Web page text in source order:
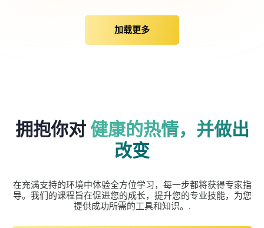
加载更多
拥抱你对 健康的热情，并做出
改变
在充满支持的环境中体验全方位学习，每一步都将获得专家指
导。我们的课程旨在促进您的成长，提升您的专业技能，为您
提供成功所需的工具和知识。.